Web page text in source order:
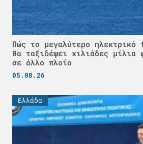
Πώς το μεγαλύτερο
θα ταξιδέψει χιλιάδες μίλια
σε άλλο πλοίο
05.08.26
Ελλάδα